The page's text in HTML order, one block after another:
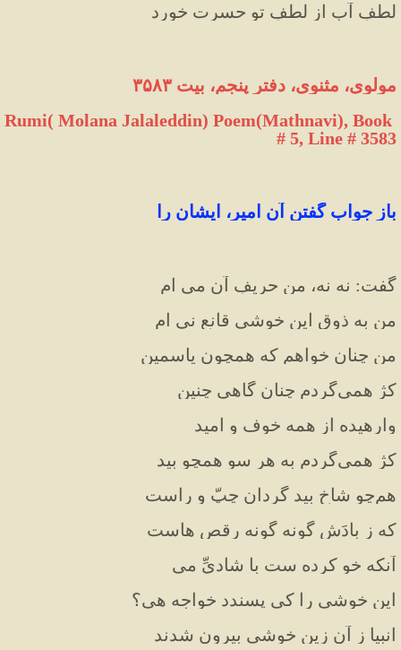
لطفِ آب از لطفِ تو حسرت خورد
مولوی، مثنوی، دفتر پنجم، بیت ۳۵۸۳
Rumi( Molana Jalaleddin) Poem(Mathnavi), Book
# 5, Line # 3583
باز جواب گفتنِ آن امیر، ایشان را
گفت: نه نه، من حریفِ آن می ام
من به ذوقِ این خوشی قانع نی ام
من چنان خواهم که همچون یاسمین
کژ همی‌گردم چنان گاهی چنین
وارهیده از همه خوف و امید
کژ همی‌گردم به هر سو همچو بید
هم‌چو شاخِ بید گردان چپّ و راست
که ز بادَش گونه گونه رقص هاست
آنکه خو کرده ست با شادیِّ می
این خوشی را کی پسندد خواجه هی؟
انبیا ز آن زین خوشی بیرون شدند